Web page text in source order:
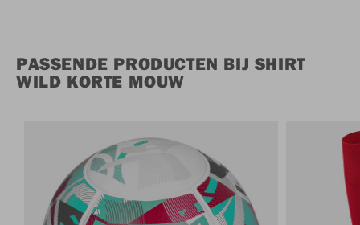
PASSENDE PRODUCTEN BIJ SHIRT
WILD KORTE MOUW